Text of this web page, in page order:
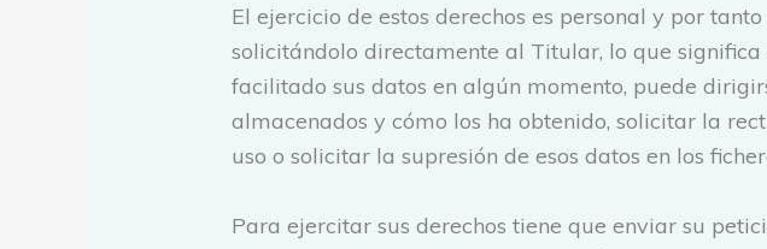
El ejercicio de estos derechos es personal y por
solicitándolo directamente al Titular, lo que
facilitado sus datos en algún momento, puede
almacenados y cómo los ha obtenido, solicitar la
uso o solicitar la supresión de esos datos en los
Para ejercitar sus derechos tiene que enviar su